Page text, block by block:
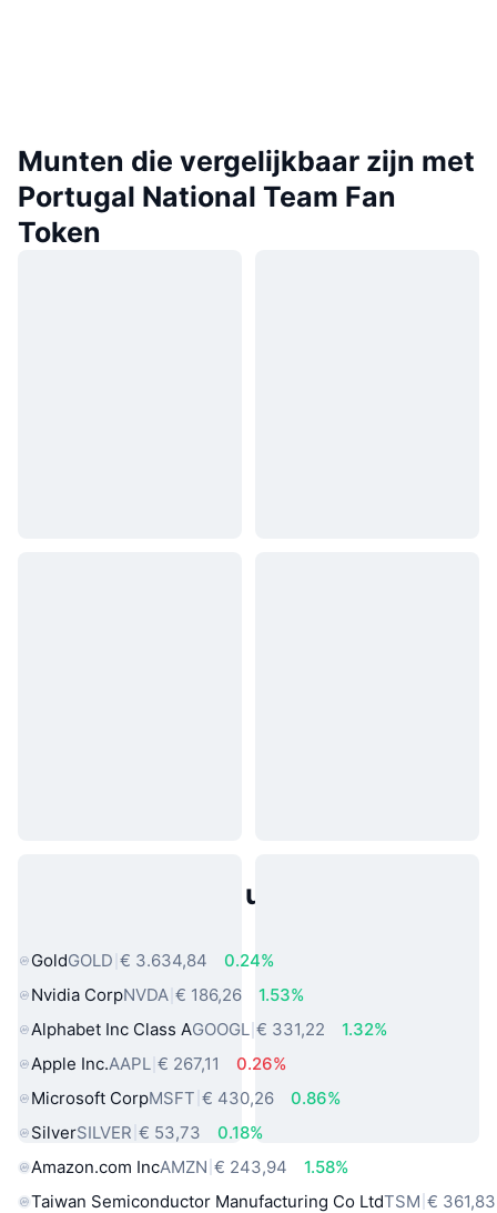
Munten die vergelijkbaar zijn met
Portugal National Team Fan
Token
Populaire activa uit de echte
GoldGOLD € 3.634,84
0.24%
Nvidia CorpNVDA € 186,26
1.53%
Alphabet Inc Class AGOOGL € 331,22
1.32%
Apple Inc.AAPL € 267,11
0.26%
Microsoft CorpMSFT € 430,26
0.86%
SilverSILVER € 53,73
0.18%
Amazon.com IncAMZN € 243,94
1.58%
Taiwan Semiconductor Manufacturing Co LtdTSM € 361,83